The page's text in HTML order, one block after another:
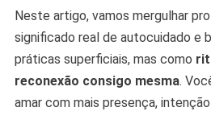
Neste artigo, vamos mergulhar
significado real de autocuidado e
práticas superficiais, mas como
reconexão consigo mesma.
amar com mais presença,